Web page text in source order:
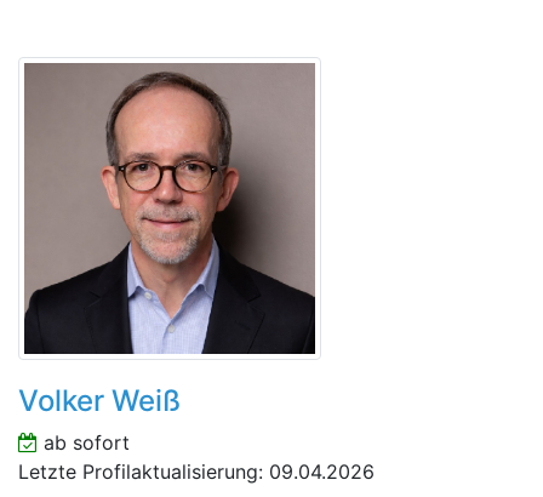
Volker Weiß
ab sofort
Letzte Profilaktualisierung: 09.04.2026